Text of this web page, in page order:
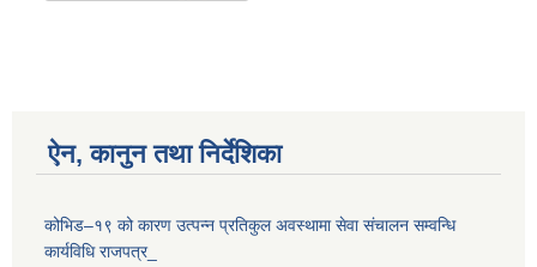
ऐन, कानुन तथा निर्देशिका
कोभिड–१९ को कारण उत्पन्न प्रतिकुल अवस्थामा सेवा संचालन सम्वन्धि
कार्यविधि राजपत्र_